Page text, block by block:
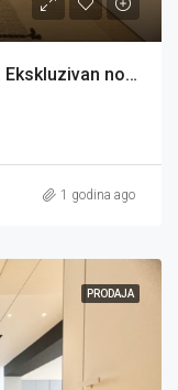
Stan: Zagreb (Ribnjak), 120.00 m2, Ekskluzivan novouređeni stan (iznajmljivanje)
1 godina ago
PRODAJA